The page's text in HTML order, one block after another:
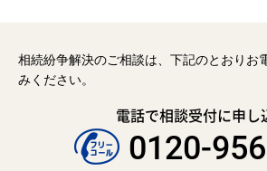
相続紛争解決のご相談は、下記のとおりお
みください。
電話で相談受付に申し
0120-